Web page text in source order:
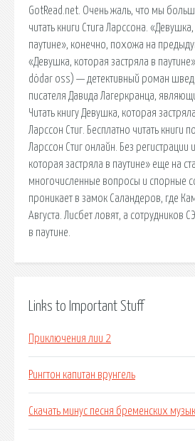
GotRead.net. Очень жаль, что мы
читать книги Стига Ларссона.
паутине», конечно, похожа на
«Девушка, которая застряла в
dödar oss) — детективный роман
писателя Давида Лагеркранца,
Читать книгу Девушка, которая
Ларссон Стиг. Бесплатно читать книги
Ларссон Стиг онлайн. Без регистрации
которая застряла в паутине» еще на
многочисленные вопросы и спорные
проникает в замок Саландеров, где
Августа. Лисбет ловят, а сотрудников
в паутине.
Links to Important Stuff
Приключения лии 2
Рингтон капитан врунгель
Скачать минус песня бременских